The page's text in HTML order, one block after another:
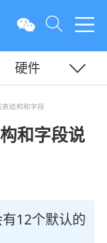
硬件
表结构和字段
和字段说
12个默认的